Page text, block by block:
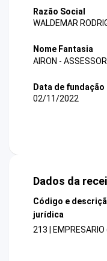
Razão Social
WALDEMAR
Nome Fantasia
AIRON -
Data de fundação
02/11/2022
Dados da
Código e
jurídica
213 | EMPRESARIO